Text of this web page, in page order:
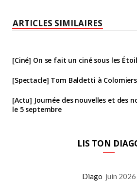
ARTICLES SIMILAIRES
[Ciné] On se fait un ciné sous les
[Spectacle] Tom Baldetti à Colomiers
[Actu] Journée des nouvelles et des
le 5 septembre
LIS TON
Diago juin 2026